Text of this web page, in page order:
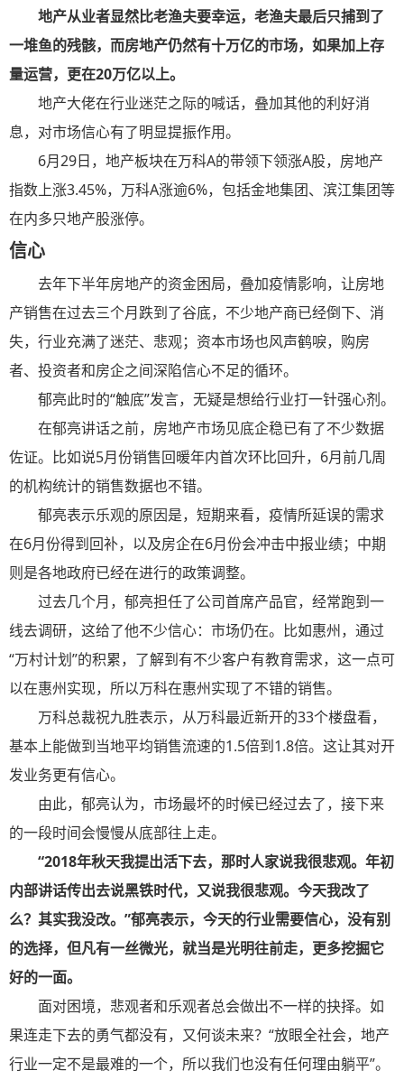
地产从业者显然比老渔夫要幸运，老渔夫最后只捕到了
一堆鱼的残骸，而房地产仍然有十万亿的市场，如果加上存
量运营，更在20万亿以上。
地产大佬在行业迷茫之际的喊话，叠加其他的利好消
息，对市场信心有了明显提振作用。
6月29日，地产板块在万科A的带领下领涨A股，房地产
指数上涨3.45%，万科A涨逾6%，包括金地集团、滨江集团等
在内多只地产股涨停。
信心
去年下半年房地产的资金困局，叠加疫情影响，让房地
产销售在过去三个月跌到了谷底，不少地产商已经倒下、消
失，行业充满了迷茫、悲观；资本市场也风声鹤唳，购房
者、投资者和房企之间深陷信心不足的循环。
郁亮此时的“触底”发言，无疑是想给行业打一针强心剂。
在郁亮讲话之前，房地产市场见底企稳已有了不少数据
佐证。比如说5月份销售回暖年内首次环比回升，6月前几周
的机构统计的销售数据也不错。
郁亮表示乐观的原因是，短期来看，疫情所延误的需求
在6月份得到回补，以及房企在6月份会冲击中报业绩；中期
则是各地政府已经在进行的政策调整。
过去几个月，郁亮担任了公司首席产品官，经常跑到一
线去调研，这给了他不少信心：市场仍在。比如惠州，通过
“万村计划”的积累，了解到有不少客户有教育需求，这一点可
以在惠州实现，所以万科在惠州实现了不错的销售。
万科总裁祝九胜表示，从万科最近新开的33个楼盘看，
基本上能做到当地平均销售流速的1.5倍到1.8倍。这让其对开
发业务更有信心。
由此，郁亮认为，市场最坏的时候已经过去了，接下来
的一段时间会慢慢从底部往上走。
“2018年秋天我提出活下去，那时人家说我很悲观。年初
内部讲话传出去说黑铁时代，又说我很悲观。今天我改了
么？其实我没改。”郁亮表示，今天的行业需要信心，没有别
的选择，但凡有一丝微光，就当是光明往前走，更多挖掘它
好的一面。
面对困境，悲观者和乐观者总会做出不一样的抉择。如
果连走下去的勇气都没有，又何谈未来？“放眼全社会，地产
行业一定不是最难的一个，所以我们也没有任何理由躺平”。